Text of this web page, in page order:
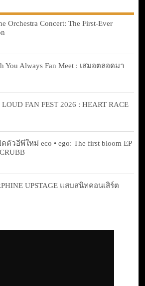
Orchestra Concert: The First-Ever
You Always Fan Meet : เสมอตลอดมา
FAN FEST 2026 : HEART RACE
ดตัวอีพีใหม่ eco • ego: The first bloom EP
UPSTAGE แสบสนิทคอนเสิร์ต